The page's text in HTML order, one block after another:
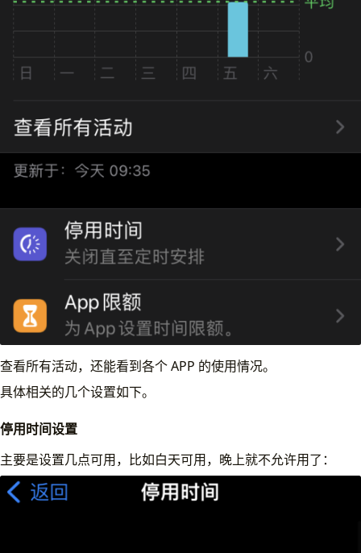
查看所有活动，还能看到各个 APP 的使用情况。
具体相关的几个设置如下。
停用时间设置
主要是设置几点可用，比如白天可用，晚上就不允许用了：